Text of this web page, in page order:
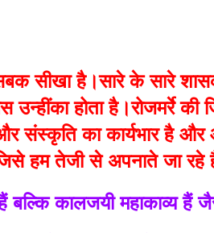
सीखा है।सारे के सारे
होता है।रोजमर्रे
संस्कृति का कार्यभार है
हम तेजी से अपनाते जा रहे
हैं बल्कि कालजयी